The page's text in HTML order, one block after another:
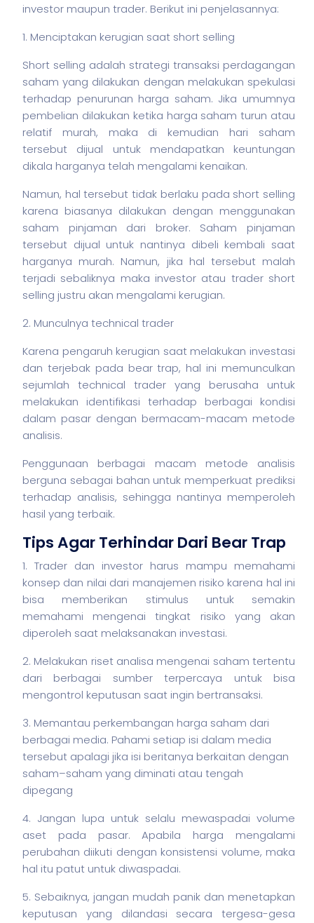
investor maupun trader. Berikut ini penjelasannya:
1. Menciptakan kerugian saat short selling
Short selling adalah strategi transaksi perdagangan
saham yang dilakukan dengan melakukan spekulasi
terhadap penurunan harga saham. Jika umumnya
pembelian dilakukan ketika harga saham turun atau
relatif murah, maka di kemudian hari saham
tersebut dijual untuk mendapatkan keuntungan
dikala harganya telah mengalami kenaikan.
Namun, hal tersebut tidak berlaku pada short selling
karena biasanya dilakukan dengan menggunakan
saham pinjaman dari broker. Saham pinjaman
tersebut dijual untuk nantinya dibeli kembali saat
harganya murah. Namun, jika hal tersebut malah
terjadi sebaliknya maka investor atau trader short
selling justru akan mengalami kerugian.
2. Munculnya technical trader
Karena pengaruh kerugian saat melakukan investasi
dan terjebak pada bear trap, hal ini memunculkan
sejumlah technical trader yang berusaha untuk
melakukan identifikasi terhadap berbagai kondisi
dalam pasar dengan bermacam-macam metode
analisis.
Penggunaan berbagai macam metode analisis
berguna sebagai bahan untuk memperkuat prediksi
terhadap analisis, sehingga nantinya memperoleh
hasil yang terbaik.
Tips Agar Terhindar Dari Bear Trap
1. Trader dan investor harus mampu memahami
konsep dan nilai dari manajemen risiko karena hal ini
bisa memberikan stimulus untuk semakin
memahami mengenai tingkat risiko yang akan
diperoleh saat melaksanakan investasi.
2. Melakukan riset analisa mengenai saham tertentu
dari berbagai sumber terpercaya untuk bisa
mengontrol keputusan saat ingin bertransaksi.
3. Memantau perkembangan harga saham dari
berbagai media. Pahami setiap isi dalam media
tersebut apalagi jika isi beritanya berkaitan dengan
saham–saham yang diminati atau tengah
dipegang
4. Jangan lupa untuk selalu mewaspadai volume
aset pada pasar. Apabila harga mengalami
perubahan diikuti dengan konsistensi volume, maka
hal itu patut untuk diwaspadai.
5. Sebaiknya, jangan mudah panik dan menetapkan
keputusan yang dilandasi secara tergesa-gesa